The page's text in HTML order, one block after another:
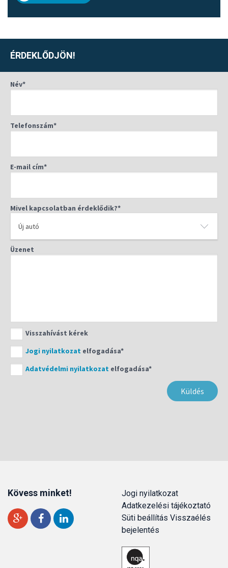
Cím: 2040 Budaörs, Garibaldi utca 1
Telefon: +36 23 802 822
ÉRDEKLŐDJÖN!
Név*
Telefonszám*
E-mail cím*
Mivel kapcsolatban érdeklődik?*
Üzenet
Visszahívást kérek
Jogi nyilatkozat elfogadása*
Adatvédelmi nyilatkozat elfogadása*
Kövess minket!
Jogi nyilatkozat
Adatkezelési tájékoztató
Süti beállítás Visszaélés
bejelentés